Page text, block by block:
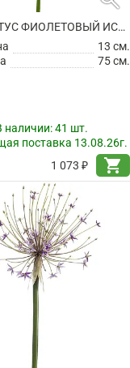
АГАПАНТУС ФИОЛЕТОВЫЙ ИСКУССТВЕННЫЙ
13 см.
75 см.
наличии:41 шт.
поставка 13.08.26г.
1 073 ₽
shopping_cart